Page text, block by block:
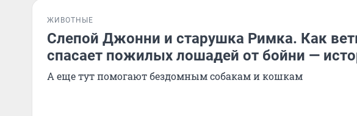
ЖИВОТНЫЕ
Слепой Джонни и старушка Римка. Как
спасает пожилых лошадей от бойни —
А еще тут помогают бездомным собакам и кошкам